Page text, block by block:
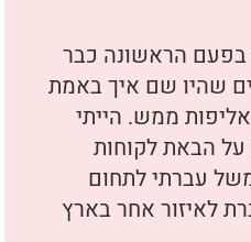
בפעם הראשונה כבר
שהיו שם איך באמת
ממש. הייתי
הבאת לקוחות
עברתי לתחום
לאיזור אחר בארץ